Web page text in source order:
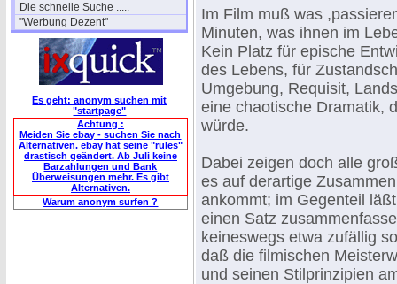
Die schnelle Suche .....
"Werbung Dezent"
Es geht: anonym suchen mit
"startpage"
Achtung :
Meiden Sie ebay - suchen Sie nach
Alternativen. ebay hat seine "rules"
drastisch geändert. Ab Juli keine
Barzahlungen und Bank
Überweisungen mehr. Es gibt
Alternativen.
Warum anonym surfen ?
Im Film muß was
Minuten, was ihnen im
Kein Platz für epische
des Lebens, für
Umgebung, Requisit,
eine chaotische Dramatik,
würde.
Dabei zeigen doch alle
es auf derartige
ankommt; im Gegenteil
einen Satz
keineswegs etwa zufällig
daß die filmischen
und seinen Stilprinzipien